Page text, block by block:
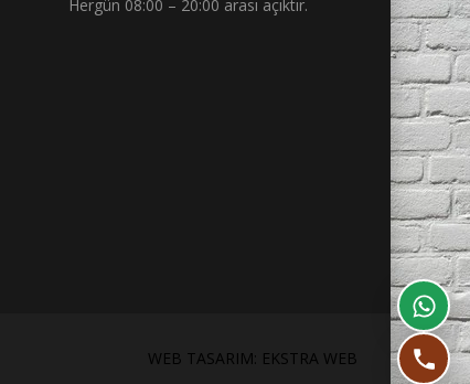
Hergün 08:00 – 20:00 arası açıktır.
WEB TASARIM: EKSTRA WEB